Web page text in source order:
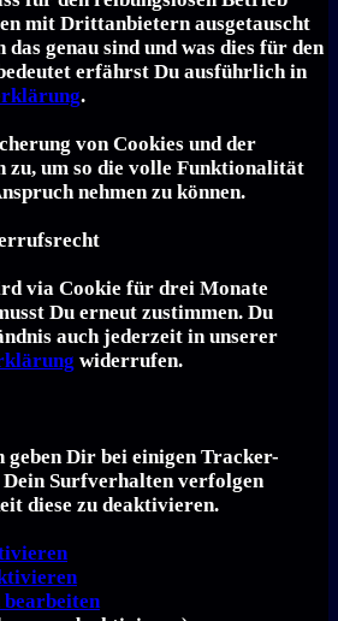
mit Drittanbietern ausgetauscht
das genau sind und was dies für den
erfährst Du ausführlich in
.
von Cookies und der
zu, um so die volle Funktionalität
nehmen zu können.
via Cookie für drei Monate
Du erneut zustimmen. Du
auch jederzeit in unserer
widerrufen.
Dir bei einigen Tracker-
Dein Surfverhalten verfolgen
diese zu deaktivieren.